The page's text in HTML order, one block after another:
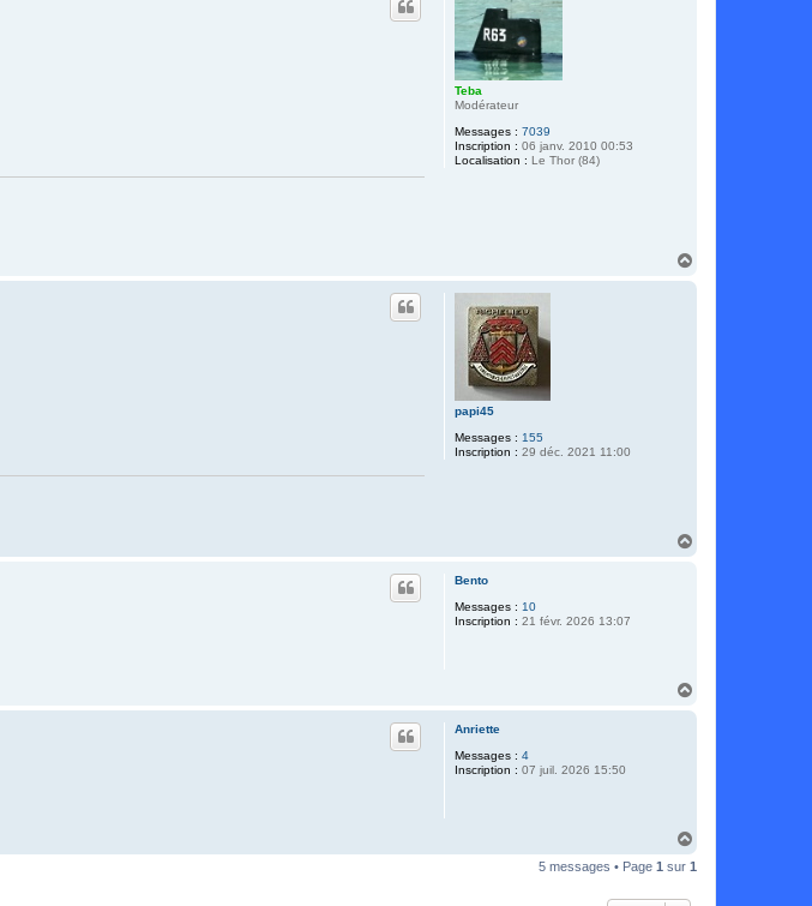
Teba
Modérateur
Messages : 7039
Inscription : 06 janv. 2010 00:53
Localisation : Le Thor (84)
papi45
Messages : 155
Inscription : 29 déc. 2021 11:00
Bento
Messages : 10
Inscription : 21 févr. 2026 13:07
Anriette
Messages : 4
Inscription : 07 juil. 2026 15:50
u
5 messages • Page 1 sur 1